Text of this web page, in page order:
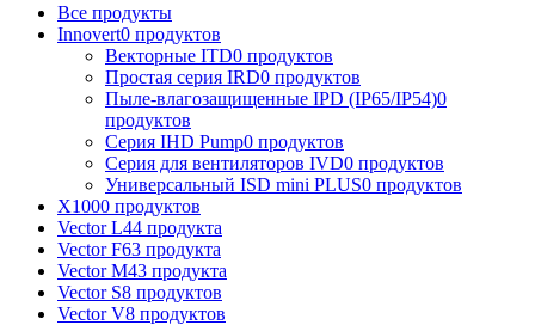
Все продукты
Innovert0 продуктов
Векторные ITD0 продуктов
Простая серия IRD0 продуктов
Пыле-влагозащищенные IPD (IP65/IP54)0
продуктов
Серия IHD Pump0 продуктов
Серия для вентиляторов IVD0 продуктов
Универсальный ISD mini PLUS0 продуктов
X1000 продуктов
Vector L44 продукта
Vector F63 продукта
Vector M43 продукта
Vector S8 продуктов
Vector V8 продуктов